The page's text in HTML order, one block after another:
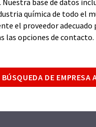
química de todo el
el proveedor adecuado
las opciones de contacto.
DE EMPRESA